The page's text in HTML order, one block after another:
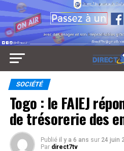
SOCIÉTÉ
Togo : le FAIEJ
de trésorerie des
Publié il y a 6 ans sur 24 juin
Par direct7tv